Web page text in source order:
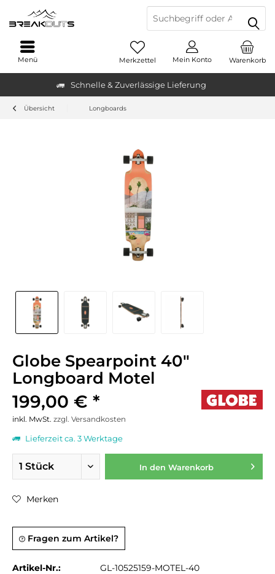
Schnelle & Zuverlässige Lieferung
Warenkorb
Merkzettel Mein Konto
Menü
Übersicht Longboards
Globe Spearpoint 40"
Longboard Motel
199,00 € *
inkl. MwSt. zzgl. Versandkosten
Lieferzeit ca. 3 Werktage
In den Warenkorb
Merken
Fragen zum Artikel?
Artikel-Nr.:
GL-10525159-MOTEL-40